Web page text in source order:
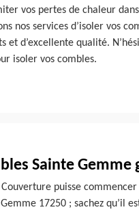
vos pertes de chaleur
nos services d’isoler vos
d’excellente qualité.
isoler vos combles.
Sainte Gemme
puisse commencer
17250 ; sachez qu’il